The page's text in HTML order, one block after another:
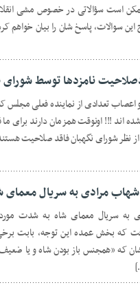
است سؤالاتی در خصوص مشی
سوالات، پاسخ شان را بیان خواهم
نامزدها توسط شورای
تعدادی از نماینده فعلی مجلس که
اند !!! اونوقت همزمان دارند برای
نظر شورای نگهبان فاقد صلاحیت
شهاب مرادی به سریال معمای
به سریال معمای شاه به شدت
که بخش عمده این توجه، بابت
که «همجنس باز بودن شاه و یا